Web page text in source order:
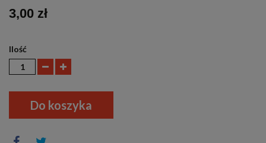
3,00 zł
Ilość
Do koszyka